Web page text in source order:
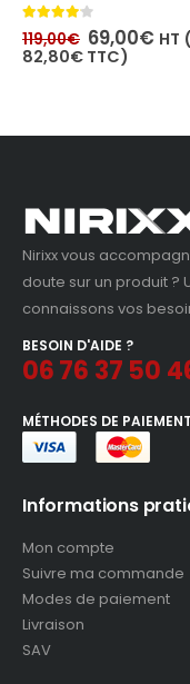
out of 5
€ Le
prix
69,00€Le
prix
actuel
HT (
€TTC)
Nirixx vous
doute sur un produit ?
connaissons vos
BESOIN D'AIDE ?
06 76 37 50
MÉTHODES DE
Informations
Mon compte
Suivre ma commande
Modes de paiement
Livraison
SAV